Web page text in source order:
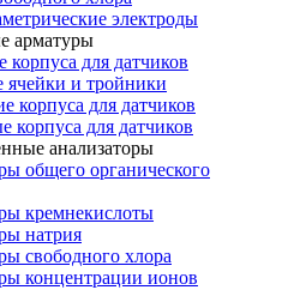
электроды
арматуры
для датчиков
и тройники
корпуса для датчиков
для датчиков
анализаторы
общего органического
кремнекислоты
натрия
свободного хлора
концентрации ионов